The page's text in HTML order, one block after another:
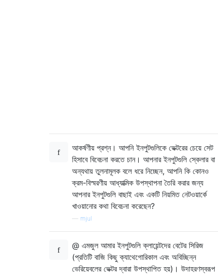
আকর্ষণীয় প্রশ্ন। আপনি ইনপুটগুলিকে ভেক্টরের চেয়ে সেট
হিসাবে বিবেচনা করতে চান। আপনার ইনপুটগুলি স্কেলার বা
অন্যথায় তুলনামূলক বলে ধরে নিচ্ছেন, আপনি কি কোনও
ক্রম-বিস্মরণীয় আধ্যাত্মিক উপস্থাপনা তৈরি করার জন্য
আপনার ইনপুটগুলি বাছাই এবং একটি নিয়মিত নেটওয়ার্কে
খাওয়ানোর কথা বিবেচনা করেছেন?
mjul
@ এমজুল আমার ইনপুটগুলি ক্লায়েন্টদের বেটের সিরিজ
(প্রতিটি বাজি কিছু ক্যাথেগোরিকাল এবং অবিচ্ছিন্ন
ভেরিয়েবলের ভেক্টর দ্বারা উপস্থাপিত হয়)। উদাহরণস্বরূপ